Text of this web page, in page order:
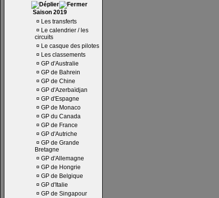
Saison 2019
¤ Les transferts
¤ Le calendrier / les
circuits
¤ Le casque des pilotes
¤ Les classements
¤ GP d'Australie
¤ GP de Bahrein
¤ GP de Chine
¤ GP d'Azerbaïdjan
¤ GP d'Espagne
¤ GP de Monaco
¤ GP du Canada
¤ GP de France
¤ GP d'Autriche
¤ GP de Grande
Bretagne
¤ GP d'Allemagne
¤ GP de Hongrie
¤ GP de Belgique
¤ GP d'Italie
¤ GP de Singapour